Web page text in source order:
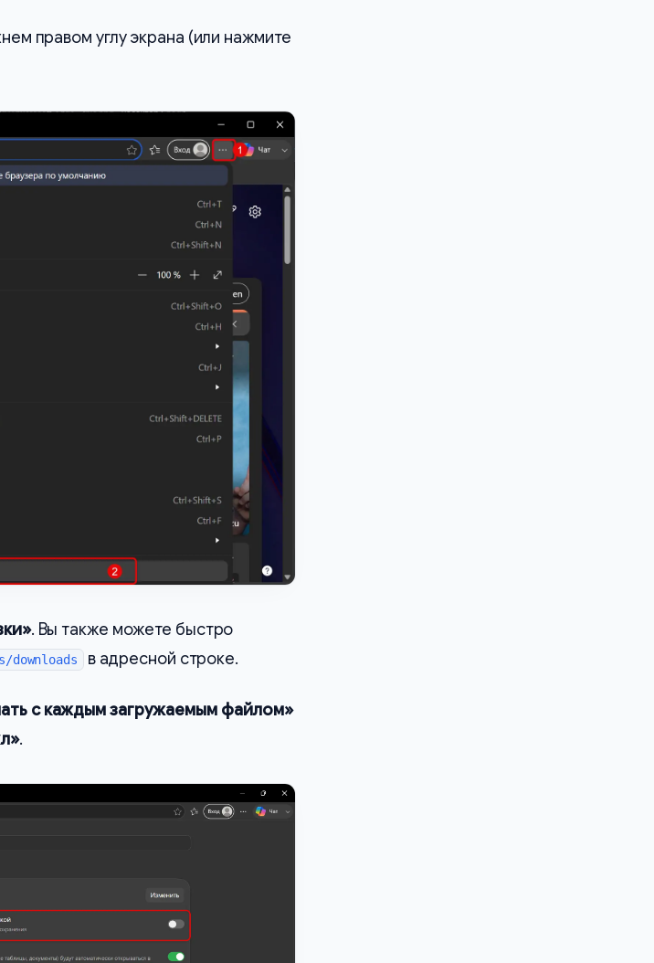
правом углу экрана (или нажмите
. Вы также можете быстро
в адресной строке.
с каждым загружаемым файлом»
.